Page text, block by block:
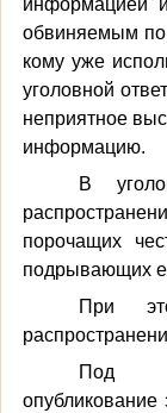
информацией
обвиняемым по
кому уже
уголовной
неприятное
информацию.
В
порочащих
подрывающих
При
Под